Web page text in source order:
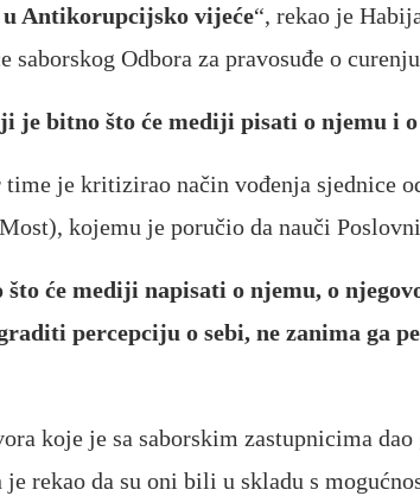
Antikorupcijsko vijeće“, rekao je
saborskog Odbora za pravosuđe o
je bitno što će mediji pisati o njemu i
je kritizirao način vođenja sjednice
kojemu je poručio da nauči
će mediji napisati o njemu, o
percepciju o sebi, ne zanima ga
koje je sa saborskim zastupnicima
rekao da su oni bili u skladu s